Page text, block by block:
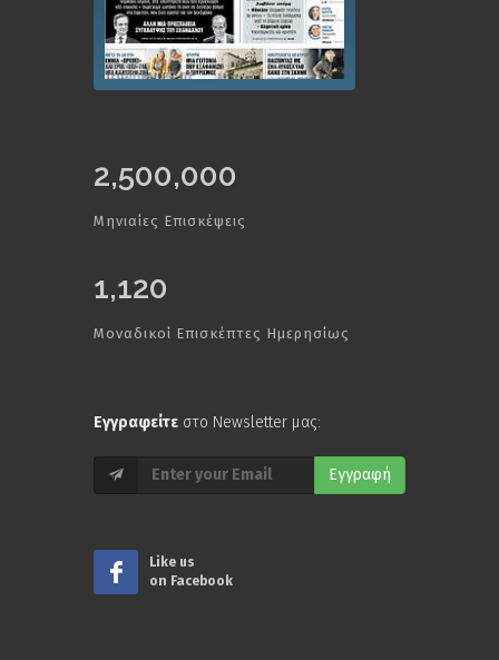
2,500,000
Μηνιαίες Επισκέψεις
1,120
Μοναδικοί Επισκέπτες Ημερησίως
Εγγραφείτε στο Newsletter μας:
Εγγραφή
Like us
on Facebook